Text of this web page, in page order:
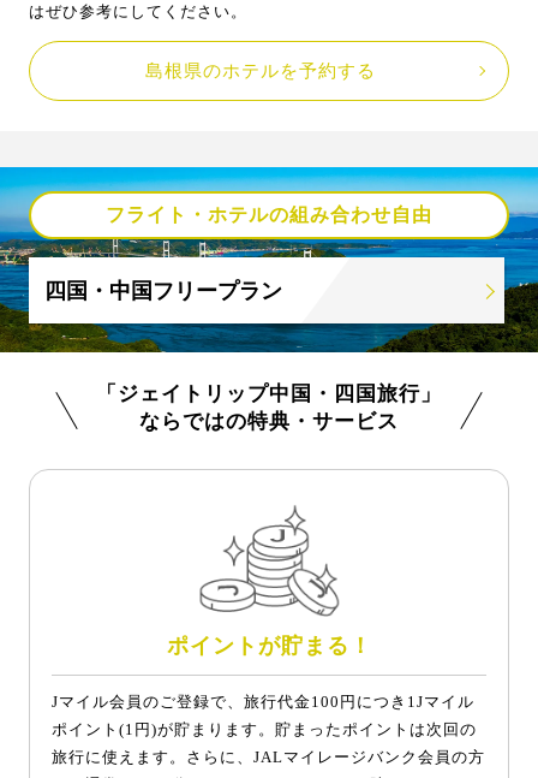
はぜひ参考にしてください。
島根県のホテルを予約する
フライト・ホテルの組み合わせ自由
四国・中国フリープラン
「ジェイトリップ中国・四国旅行」
ならではの特典・サービス
ポイントが貯まる！
Jマイル会員のご登録で、旅行代金100円につき1Jマイル
ポイント(1円)が貯まります。貯まったポイントは次回の
旅行に使えます。さらに、JALマイレージバンク会員の方